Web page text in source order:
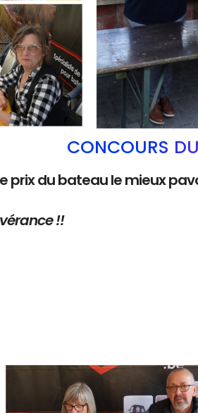
CONCOURS
prix du bateau le mieux
!!
Branding